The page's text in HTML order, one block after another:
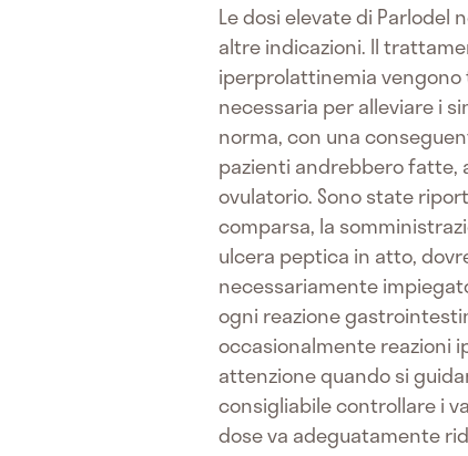
Le dosi elevate di
altre indicazioni. Il
iperprolattinemia
necessaria per alleviare i
norma, con una
pazienti andrebbero fatte,
ovulatorio. Sono state
comparsa, la
ulcera peptica in atto,
necessariamente
ogni reazione
occasionalmente reazioni
attenzione quando si
consigliabile controllare i
dose va adeguatamente